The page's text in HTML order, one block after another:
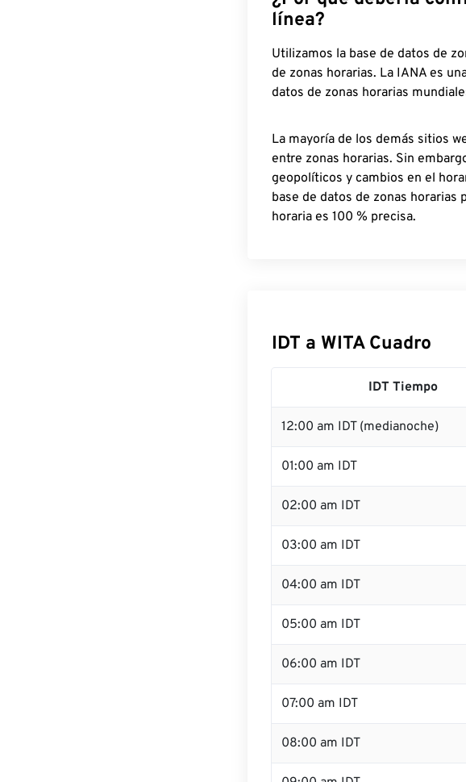
línea?
Utilizamos la base de datos de
de zonas horarias. La IANA es
datos de zonas horarias
La mayoría de los demás sitios
entre zonas horarias. Sin
geopolíticos y cambios en el
base de datos de zonas horarias
horaria es 100 % precisa.
IDT a WITA Cuadro
IDT Tiempo
12:00 am IDT (medianoche)
01:00 am IDT
02:00 am IDT
03:00 am IDT
04:00 am IDT
05:00 am IDT
06:00 am IDT
07:00 am IDT
08:00 am IDT